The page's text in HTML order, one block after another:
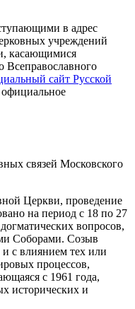
в адрес
учреждений
касающимися
Всеправославного
сайт Русской
связей Московского
Церкви, проведение
на период с 18 по 27
вопросов,
Соборами. Созыв
и с влиянием тех или
процессов,
с 1961 года,
исторических и